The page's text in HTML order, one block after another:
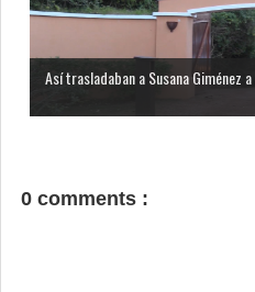
Así trasladaban a Susana Giménez a ...
0 comments :